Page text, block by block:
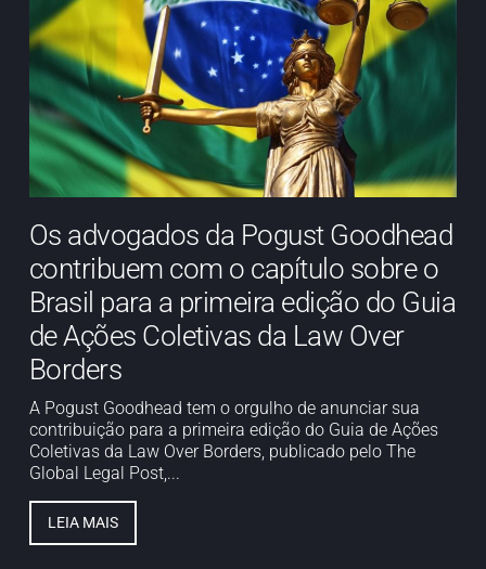
Os advogados da Pogust Goodhead
contribuem com o capítulo sobre o
Brasil para a primeira edição do Guia
de Ações Coletivas da Law Over
Borders
A Pogust Goodhead tem o orgulho de anunciar sua
contribuição para a primeira edição do Guia de Ações
Coletivas da Law Over Borders, publicado pelo The
Global Legal Post,...
LEIA MAIS